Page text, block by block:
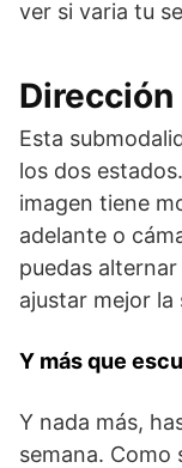
ver si varia tu
Esta
los dos
imagen tiene
adelante o
puedas
ajustar mejor la
Y más que
Y nada más,
semana. Como